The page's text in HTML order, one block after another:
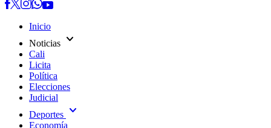
Inicio
Noticias expand_more
Cali
Licita
Política
Elecciones
Judicial
Deportes expand_more
Economía